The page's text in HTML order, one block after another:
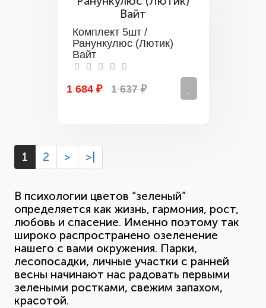
Комплект 5шт /
Ранункулюс (Лютик)
Вайт
1 684 ₽ 1 637 ₽
1 2 > >|
В психологии цветов “зеленый”
определяется как жизнь, гармония, рост,
любовь и спасение. Именно поэтому так
широко распространено озеленение
нашего с вами окружения. Парки,
лесопосадки, личные участки с ранней
весны начинают нас радовать первыми
зелеными ростками, свежим запахом,
красотой.